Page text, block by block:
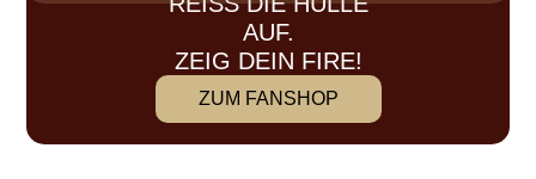
UF.
ZEIG DEIN FIRE!
ZUM FANSHOP